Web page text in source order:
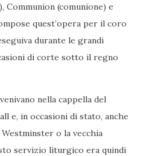
(comunione) e
quest’opera per il coro
durante le grandi
di corte sotto il regno
nella cappella del
e, in occasioni di stato, anche
o la vecchia
servizio liturgico era quindi